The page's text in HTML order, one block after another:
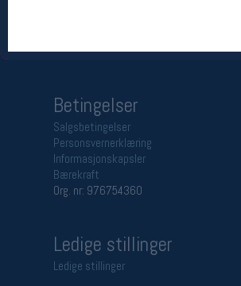
linjen
Betingelser
Salgsbetingelser
Personsvernerklæring
Informasjonskapsler
Bærekraft
Org. nr: 976754360
Ledige stillinger
Ledige stillinger